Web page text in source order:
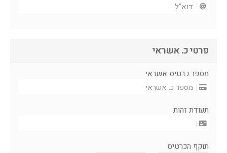
פרטי כ. אשראי
מספר כרטיס אשראי
תעודת זהות
תוקף הכרטיס